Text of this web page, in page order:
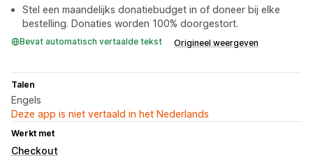
Stel een maandelijks donatiebudget in of doneer bij elke
bestelling. Donaties worden 100% doorgestort.
Bevat automatisch vertaalde tekst Origineel weergeven
Talen
Engels
Deze app is niet vertaald in het Nederlands
Werkt met
Checkout